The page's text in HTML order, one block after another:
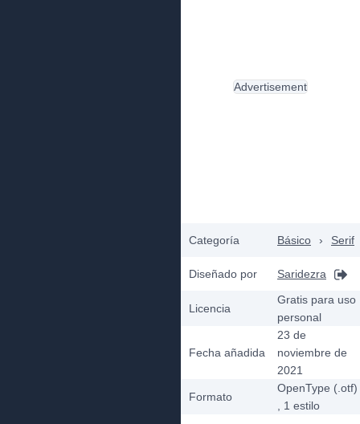
Categoría Básico › Serif
Diseñado por Saridezra
Licencia
Gratis para uso
personal
Fecha añadida
23 de
noviembre de
2021
Formato
OpenType (.otf)
, 1 estilo
Advertisement